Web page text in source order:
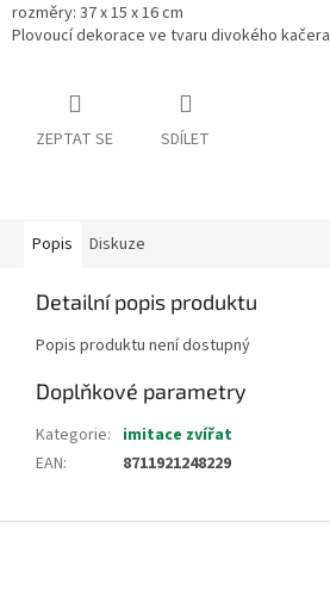
rozměry: 37 x 15 x 16 cm
Plovoucí dekorace ve tvaru divokého kačera
ZEPTAT SE SDÍLET
Popis Diskuze
Detailní popis produktu
Popis produktu není dostupný
Doplňkové parametry
Kategorie: imitace zvířat
EAN: 8711921248229